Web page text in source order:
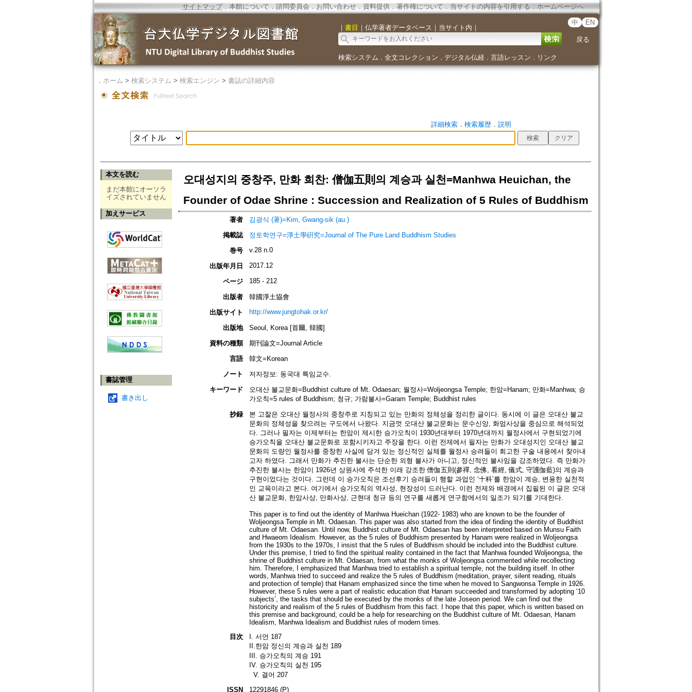
サイトマップ．本館について ． 諮問委員会． お問い合わせ． 資料提供． 著作権について．当サイトの内容を引用する ． ホームページへ
｜ 書目 ｜ 仏学著者データベース ｜ 当サイト内 ｜
中 EN
戻る
検索システム ． 全文コレクション ． デジタル仏経． 言語レッスン ． リンク
． ホーム > 検索システム > 検索エンジン > 書誌の詳細内容
詳細検索． 検索履歴． 説明
本文を読む
まだ本館にオーソラ
イズされていません
加えサービス
書誌管理
書き出し
오대성지의 중창주, 만화 희찬: 僧伽五則의 계승과 실천=Manhwa Heuichan, the
Founder of Odae Shrine : Succession and Realization of 5 Rules of Buddhism
著者
김광식 (著)=Kim, Gwang-sik (au.)
掲載誌
정토학연구=淨土學硏究=Journal of The Pure Land Buddhism Studies
巻号
v.28 n.0
出版年月日 2017.12
ページ 185 - 212
出版者
韓國淨土協會
出版サイト
http://www.jungtohak.or.kr/
出版地
Seoul, Korea [首爾, 韓國]
資料の種類
期刊論文=Journal Article
言語
韓文=Korean
ノート
저자정보: 동국대 특임교수.
キーワード
오대산 불교문화=Buddhist culture of Mt. Odaesan; 월정사=Woljeongsa Temple; 한암=Hanam; 만화=Manhwa; 승
가오칙=5 rules of Buddhism; 청규; 가람불사=Garam Temple; Buddhist rules
抄録
본 고찰은 오대산 월정사의 중창주로 지칭되고 있는 만화의 정체성을 정리한 글이다. 동시에 이 글은 오대산 불교
문화의 정체성을 찾으려는 구도에서 나왔다. 지금껏 오대산 불교문화는 문수신앙, 화엄사상을 중심으로 해석되었
다. 그러나 필자는 이제부터는 한암이 제시한 승가오칙이 1930년대부터 1970년대까지 월정사에서 구현되었기에
승가오칙을 오대산 불교문화로 포함시키자고 주장을 한다. 이런 전제에서 필자는 만화가 오대성지인 오대산 불교
문화의 도량인 월정사를 중창한 사실에 담겨 있는 정신적인 실체를 월정사 승려들이 회고한 구술 내용에서 찾아내
고자 하였다. 그래서 만화가 추진한 불사는 단순한 외형 불사가 아니고, 정신적인 불사임을 강조하였다. 즉 만화가
추진한 불사는 한암이 1926년 상원사에 주석한 이래 강조한 僧伽五則(參禪, 念佛, 看經, 儀式, 守護伽藍)의 계승과
구현이었다는 것이다. 그런데 이 승가오칙은 조선후기 승려들이 행할 과업인 ‘十科’를 한암이 계승, 변용한 실천적
인 교육이라고 본다. 여기에서 승가오칙의 역사성, 현장성이 드러난다. 이런 전제와 배경에서 집필된 이 글은 오대
산 불교문화, 한암사상, 만화사상, 근현대 청규 등의 연구를 새롭게 연구함에서의 일조가 되기를 기대한다.
This paper is to find out the identity of Manhwa Hueichan (1922- 1983) who are known to be the founder of
Woljeongsa Temple in Mt. Odaesan. This paper was also started from the idea of finding the identity of Buddhist
culture of Mt. Odaesan. Until now, Buddhist culture of Mt. Odaesan has been interpreted based on Munsu Faith
and Hwaeom Idealism. However, as the 5 rules of Buddhism presented by Hanam were realized in Woljeongsa
from the 1930s to the 1970s, I insist that the 5 rules of Buddhism should be included into the Buddhist culture.
Under this premise, I tried to find the spiritual reality contained in the fact that Manhwa founded Woljeongsa, the
shrine of Buddhist culture in Mt. Odaesan, from what the monks of Woljeongsa commented while recollecting
him. Therefore, I emphasized that Manhwa tried to establish a spiritual temple, not the building itself. In other
words, Manhwa tried to succeed and realize the 5 rules of Buddhism (meditation, prayer, silent reading, rituals
and protection of temple) that Hanam emphasized since the time when he moved to Sangwonsa Temple in 1926.
However, these 5 rules were a part of realistic education that Hanam succeeded and transformed by adopting ‘10
subjects’, the tasks that should be executed by the monks of the late Joseon period. We can find out the
historicity and realism of the 5 rules of Buddhism from this fact. I hope that this paper, which is written based on
this premise and background, could be a help for researching on the Buddhist culture of Mt. Odaesan, Hanam
Idealism, Manhwa Idealism and Buddhist rules of modern times.
目次
I. 서언 187
II.한암 정신의 계승과 실천 189
III. 승가오칙의 계승 191
IV. 승가오칙의 실천 195
V. 결어 207
ISSN
12291846 (P)